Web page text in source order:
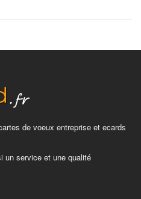
de voeux entreprise et ecards
un service et une qualité